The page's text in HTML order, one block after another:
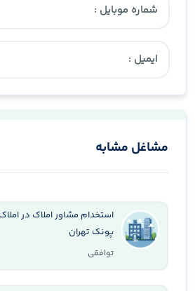
شماره موبایل :
ایمیل :
مشاغل مشابه
استخدام مشاور املاک در
پونک تهران
توافقی